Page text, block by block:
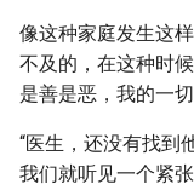
像这种家庭发生这
不及的，在这种时
是善是恶，我的一
“医生，还没有找到
我们就听见一个紧张